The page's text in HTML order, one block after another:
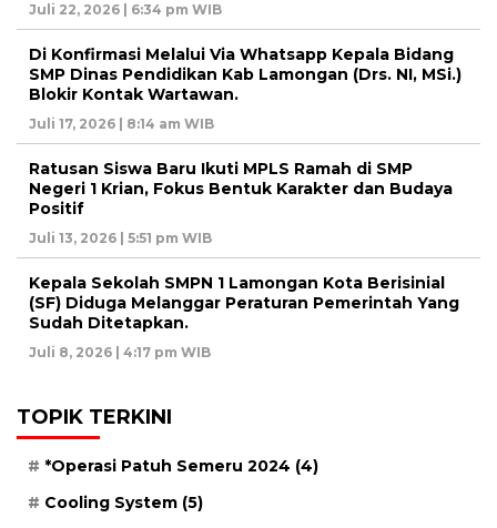
Juli 22, 2026 | 6:34 pm WIB
Di Konfirmasi Melalui Via Whatsapp Kepala Bidang
SMP Dinas Pendidikan Kab Lamongan (Drs. NI, MSi.)
Blokir Kontak Wartawan.
Juli 17, 2026 | 8:14 am WIB
Ratusan Siswa Baru Ikuti MPLS Ramah di SMP
Negeri 1 Krian, Fokus Bentuk Karakter dan Budaya
Positif
Juli 13, 2026 | 5:51 pm WIB
Kepala Sekolah SMPN 1 Lamongan Kota Berisinial
(SF) Diduga Melanggar Peraturan Pemerintah Yang
Sudah Ditetapkan.
Juli 8, 2026 | 4:17 pm WIB
TOPIK TERKINI
*Operasi Patuh Semeru 2024 (4)
Cooling System (5)